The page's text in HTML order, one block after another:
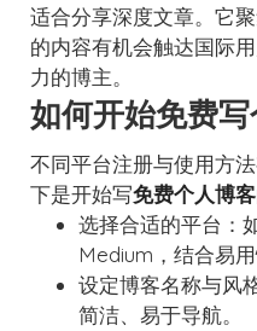
适合分享深度文章。它
的内容有机会触达国际
力的博主。
如何开始免费写
不同平台注册与使用方
下是开始写免费个人博客
选择合适的平台：
Medium，结合易
设定博客名称与风
简洁、易于导航。